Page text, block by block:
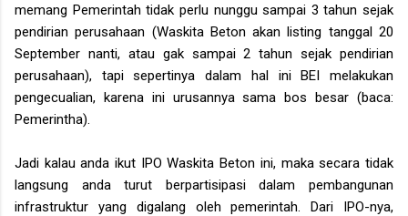
memang Pemerintah tidak perlu nunggu sampai 3 tahun sejak
pendirian perusahaan (Waskita Beton akan listing tanggal 20
September nanti, atau gak sampai 2 tahun sejak pendirian
perusahaan), tapi sepertinya dalam hal ini BEI melakukan
pengecualian, karena ini urusannya sama bos besar (baca:
Pemerintha).
Jadi kalau anda ikut IPO Waskita Beton ini, maka secara tidak
langsung anda turut berpartisipasi dalam pembangunan
infrastruktur yang digalang oleh pemerintah. Dari IPO-nya,